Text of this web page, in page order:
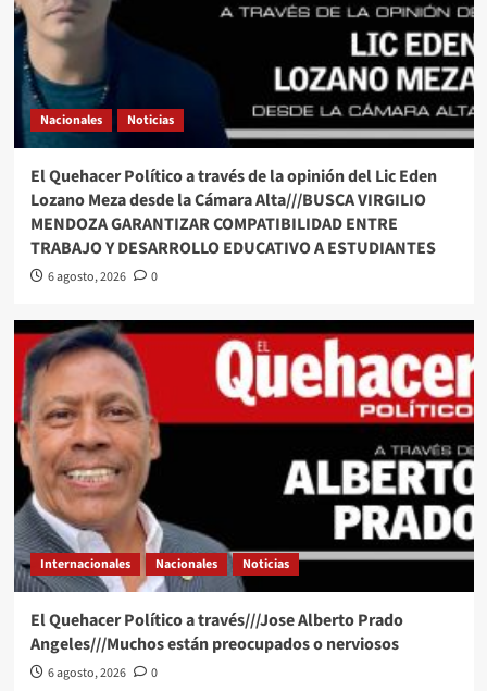
Nacionales Noticias
El Quehacer Político a través de la opinión del Lic Eden
Lozano Meza desde la Cámara Alta///BUSCA VIRGILIO
MENDOZA GARANTIZAR COMPATIBILIDAD ENTRE
TRABAJO Y DESARROLLO EDUCATIVO A ESTUDIANTES
6 agosto, 2026 0
Internacionales Nacionales Noticias
El Quehacer Político a través///Jose Alberto Prado
Angeles///Muchos están preocupados o nerviosos
6 agosto, 2026 0